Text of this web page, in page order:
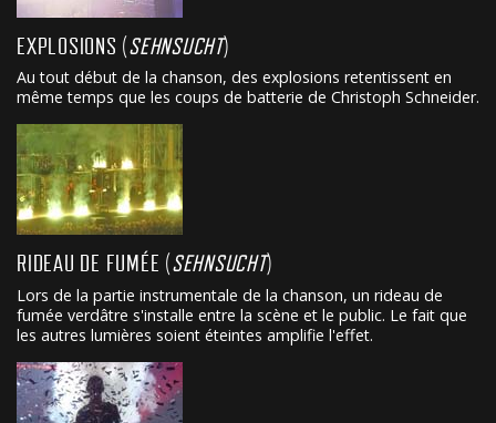
EXPLOSIONS (SEHNSUCHT)
Au tout début de la chanson, des explosions retentissent en
même temps que les coups de batterie de Christoph Schneider.
RIDEAU DE FUMÉE (SEHNSUCHT)
Lors de la partie instrumentale de la chanson, un rideau de
fumée verdâtre s'installe entre la scène et le public. Le fait que
les autres lumières soient éteintes amplifie l'effet.